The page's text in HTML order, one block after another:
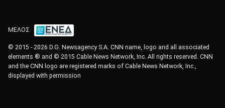
ΜΕΛΟΣ
© 2015 - 2026 D.G. Newsagency S.A. CNN name, logo and all associated
elements ® and © 2015 Cable News Network, Inc. All rights reserved. CNN
and the CNN logo are registered marks of Cable News Network, Inc.,
displayed with permission